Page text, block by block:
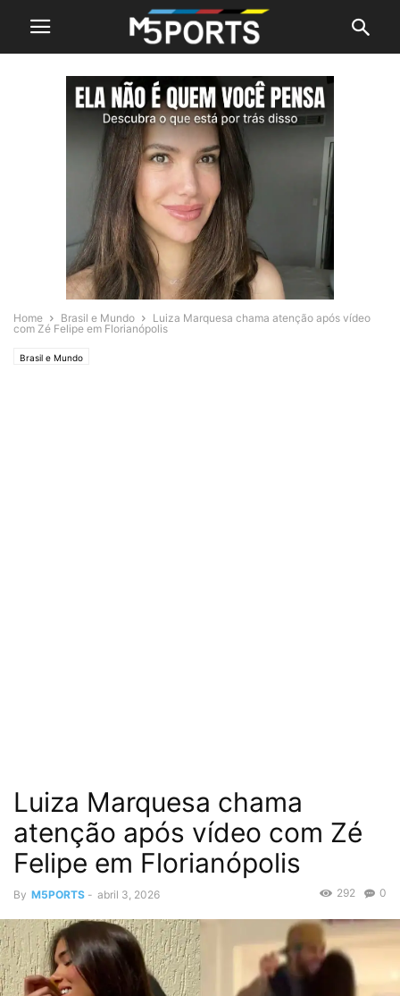
Home Brasil e Mundo
Luiza Marquesa chama atenção após vídeo
com Zé Felipe em Florianópolis
Brasil e Mundo
Luiza Marquesa chama
atenção após vídeo com Zé
Felipe em Florianópolis
By M5PORTS - abril 3, 2026 0
292